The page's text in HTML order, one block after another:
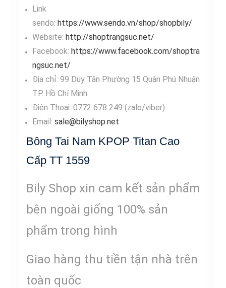
Link
sendo: https://www.sendo.vn/shop/shopbily/
Website: http://shoptrangsuc.net/
Facebook: https://www.facebook.com/shoptra
ngsuc.net/
Địa chỉ: 99 Duy Tân Phường 15 Quận Phú Nhuận
TP. Hồ Chí Minh
Điện Thoại: 0772 678 249 (zalo/viber)
Email: sale@bilyshop.net
Bông Tai Nam KPOP Titan Cao
Cấp TT 1559
Bily Shop xin cam kết sản phẩm
bên ngoài giống 100% sản
phẩm trong hình
Giao hàng thu tiền tận nhà trên
toàn quốc